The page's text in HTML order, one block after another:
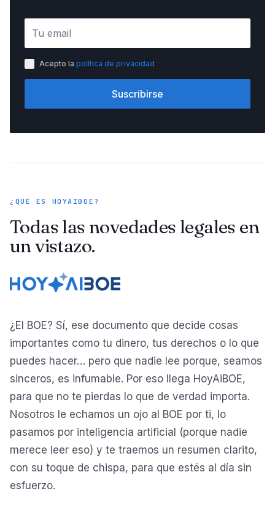
Acepto la política de privacidad
Suscribirse
¿QUÉ ES HOYAIBOE?
Todas las novedades legales en
un vistazo.
¿El BOE? Sí, ese documento que decide cosas
importantes como tu dinero, tus derechos o lo que
puedes hacer… pero que nadie lee porque, seamos
sinceros, es infumable. Por eso llega HoyAiBOE,
para que no te pierdas lo que de verdad importa.
Nosotros le echamos un ojo al BOE por ti, lo
pasamos por inteligencia artificial (porque nadie
merece leer eso) y te traemos un resumen clarito,
con su toque de chispa, para que estés al día sin
esfuerzo.